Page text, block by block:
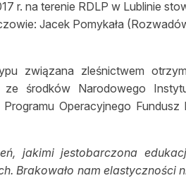
r. na terenie RDLP w Lublinie
Jacek Pomykała
związana zleśnictwem
środków Narodowego
Operacyjnego Fundusz
jakimi jestobarczona
Brakowało nam elastyczności